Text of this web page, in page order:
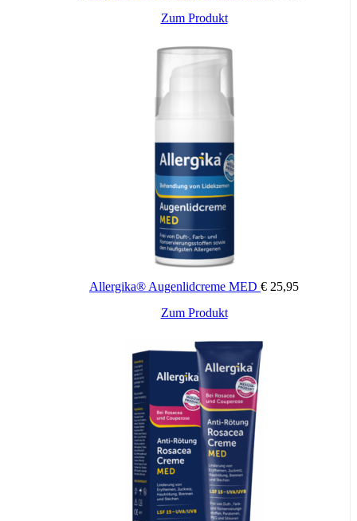
Magnesiumstearat.Filmüberzug: Hypromellose, Polyvidon K30,
Zugelassenes Arzneimittel: Zu Risiken und Nebenwirkungen lesen
Sie die Packungsbeilage und fragen Sie Ihren Arzt oder Apotheker.
Die angegebene empfohlene Tagesdosis nicht überschreiten. Für
Kinder unerreichbar aufbewahren.
Zusätzliche Informationen
Packungsinhalt:
Zum Produkt
Allergika® Augenlidcreme MED € 25,95
Zum Produkt